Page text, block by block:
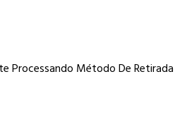
Processando Método De Retirada